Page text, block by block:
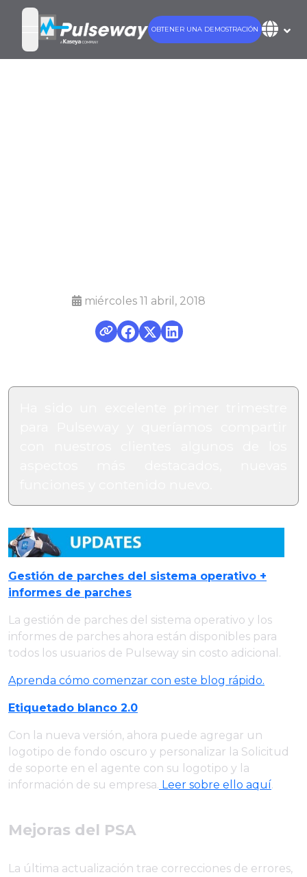
open navigation menu
OBTENER UNA DEMOSTRACIÓN
miércoles 11 abril, 2018
Gestión de parches del sistema operativo +
informes de parches
La gestión de parches del sistema operativo y los
informes de parches ahora están disponibles para
todos los usuarios de Pulseway sin costo adicional.
Aprenda cómo comenzar con este blog rápido.
Etiquetado blanco 2.0
Con la nueva versión, ahora puede agregar un
logotipo de fondo oscuro y personalizar la Solicitud
de soporte en el agente con su logotipo y la
información de su empresa. Leer sobre ello aquí.
Mejoras del PSA
La última actualización trae correcciones de errores,